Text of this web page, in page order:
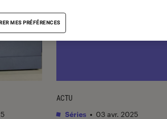
ACTU
Séries • 03 avr. 2025
MES PRÉFÉRENCES